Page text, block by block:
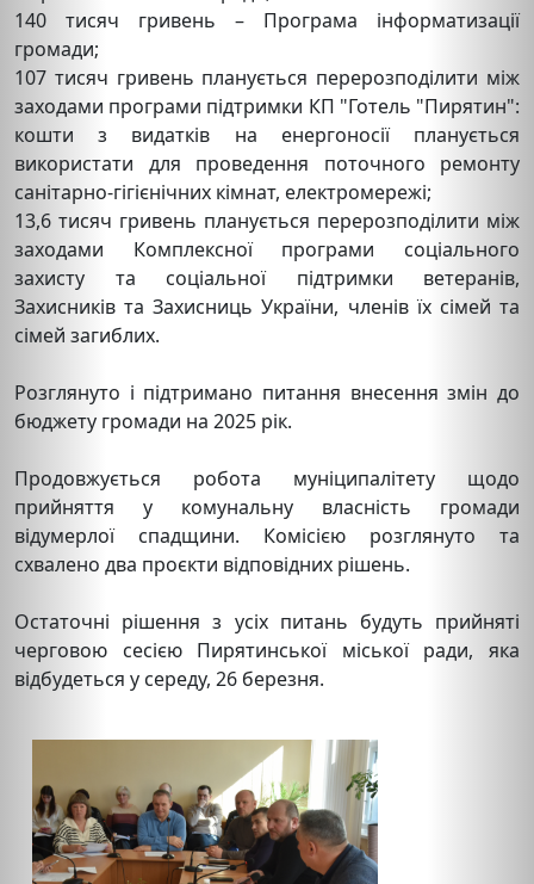
140 тисяч гривень – Програма інформатизації
громади;
107 тисяч гривень планується перерозподілити між
заходами програми підтримки КП "Готель "Пирятин":
кошти з видатків на енергоносії планується
використати для проведення поточного ремонту
санітарно-гігієнічних кімнат, електромережі;
13,6 тисяч гривень планується перерозподілити між
заходами Комплексної програми соціального
захисту та соціальної підтримки ветеранів,
Захисників та Захисниць України, членів їх сімей та
сімей загиблих.
Розглянуто і підтримано питання внесення змін до
бюджету громади на 2025 рік.
Продовжується робота муніципалітету щодо
прийняття у комунальну власність громади
відумерлої спадщини. Комісією розглянуто та
схвалено два проєкти відповідних рішень.
Остаточні рішення з усіх питань будуть прийняті
черговою сесією Пирятинської міської ради, яка
відбудеться у середу, 26 березня.